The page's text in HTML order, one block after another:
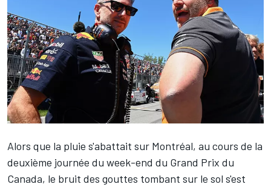
Alors que la pluie s'abattait sur Montréal, au cours de la
deuxième journée du week-end du Grand Prix du
Canada, le bruit des gouttes tombant sur le sol s'est